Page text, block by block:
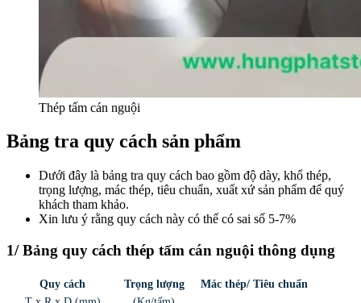
Thép tấm cán nguội
Bảng tra quy cách sản phẩm
Dưới đây là bảng tra quy cách bao gồm độ dày, khổ thép,
trọng lượng, mác thép, tiêu chuẩn, xuất xứ sản phẩm để quý
khách tham khảo.
Xin lưu ý rằng quy cách này có thể có sai số 5-7%
1/ Bảng quy cách thép tấm cán nguội thông dụng
Quy cách Trọng lượng
Mác thép/ Tiêu chuẩn